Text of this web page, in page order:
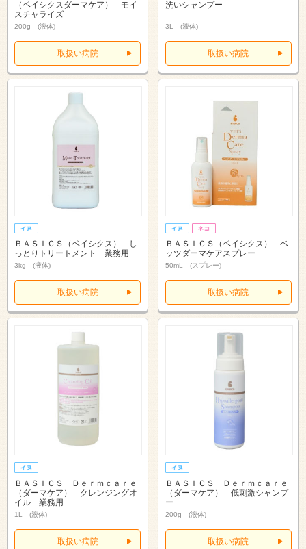
（ベイシクスダーマケア） モイ
スチャライズ
200g (液体)
取扱い病院
洗いシャンプー
3L (液体)
取扱い病院
ＢＡＳＩＣＳ（ベイシクス） し
っとりトリートメント 業務用
3kg (液体)
取扱い病院
ＢＡＳＩＣＳ（ベイシクス） ベ
ッツダーマケアスプレー
50mL (スプレー)
取扱い病院
ＢＡＳＩＣＳ Ｄｅｒｍｃａｒｅ
（ダーマケア） クレンジングオ
イル 業務用
1L (液体)
取扱い病院
ＢＡＳＩＣＳ Ｄｅｒｍｃａｒｅ
（ダーマケア） 低刺激シャンプ
ー
200g (液体)
取扱い病院